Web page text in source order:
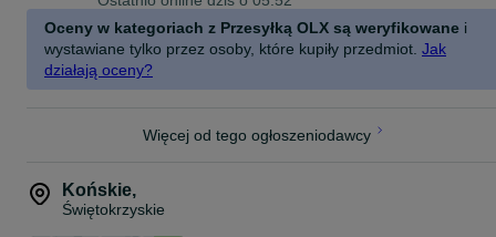
Oceny w kategoriach z Przesyłką OLX są weryfikowane i
wystawiane tylko przez osoby, które kupiły przedmiot. Jak
działają oceny?
Więcej od tego ogłoszeniodawcy
Końskie,
Świętokrzyskie